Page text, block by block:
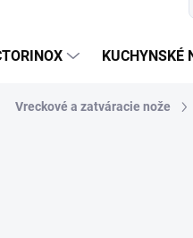
KUCHYNSKÉ
Vreckové a zatváracie nože